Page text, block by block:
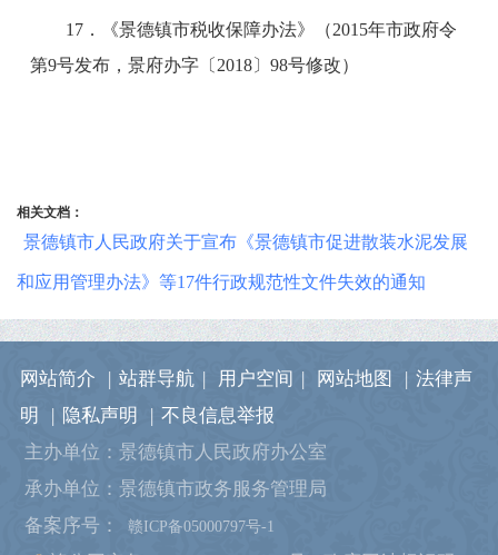
17．《景德镇市税收保障办法》（2015年市政府令
第9号发布，景府办字〔2018〕98号修改）
相关文档：
景德镇市人民政府关于宣布《景德镇市促进散装水泥发展
和应用管理办法》等17件行政规范性文件失效的通知
网站简介 站群导航 用户空间 网站地图
法律声
明
隐私声明
不良信息举报
主办单位：景德镇市人民政府办公室
承办单位：景德镇市政务服务管理局
备案序号：
赣ICP备05000797号-1